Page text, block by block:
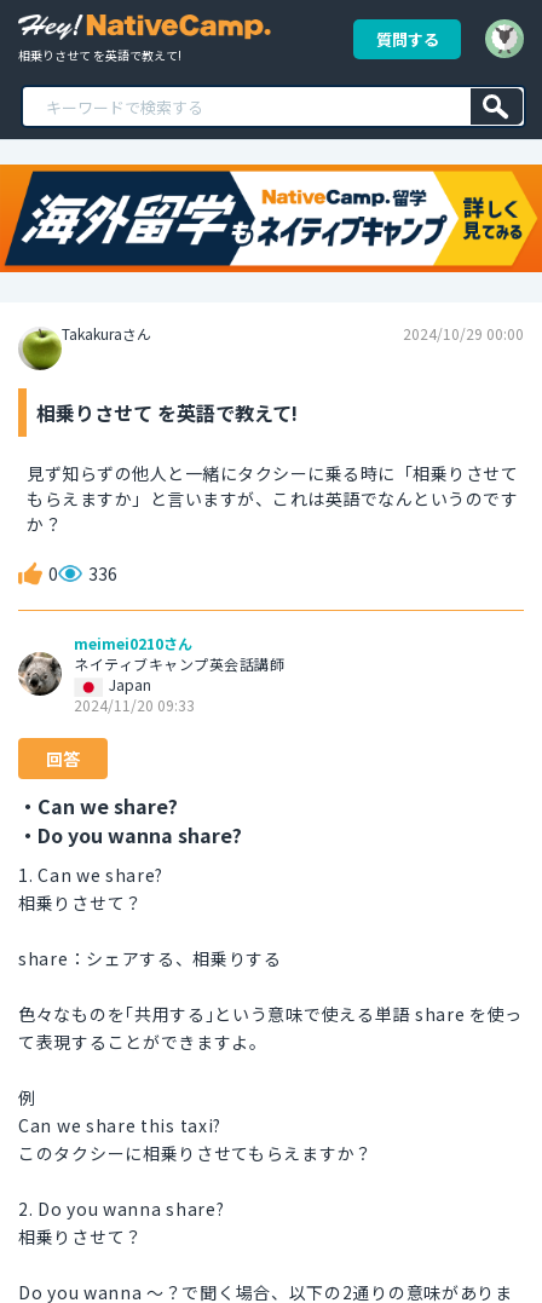
相乗りさせて を英語で教えて!
質問する
Takakuraさん 2024/10/29 00:00
相乗りさせて を英語で教えて!
見ず知らずの他人と一緒にタクシーに乗る時に「相乗りさせて
もらえますか」と言いますが、これは英語でなんというのです
か？
0 336
meimei0210さん
ネイティブキャンプ英会話講師
Japan
2024/11/20 09:33
回答
・Can we share?
・Do you wanna share?
1. Can we share?
相乗りさせて？
share：シェアする、相乗りする
色々なものを｢共用する｣という意味で使える単語 share を使っ
て表現することができますよ。
例
Can we share this taxi?
このタクシーに相乗りさせてもらえますか？
2. Do you wanna share?
相乗りさせて？
Do you wanna 〜？で聞く場合、以下の2通りの意味がありま